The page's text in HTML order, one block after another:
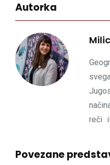
Autorka
reči
Povezane